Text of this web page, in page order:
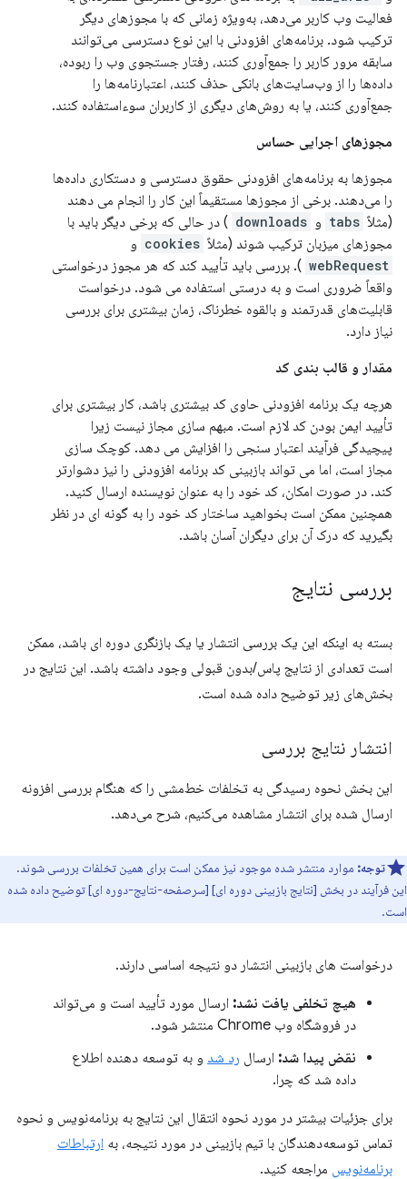
فعالیت وب کاربر می‌دهد، به‌ویژه زمانی که با مجوزهای دیگر
ترکیب شود. برنامه‌های افزودنی با این نوع دسترسی می‌توانند
سابقه مرور کاربر را جمع‌آوری کنند، رفتار جستجوی وب را ربوده،
داده‌ها را از وب‌سایت‌های بانکی حذف کنند، اعتبارنامه‌ها را
جمع‌آوری کنند، یا به روش‌های دیگری از کاربران سوءاستفاده کنند.
مجوزهای اجرایی حساس
مجوزها به برنامه‌های افزودنی حقوق دسترسی و دستکاری داده‌ها
را می‌دهند. برخی از مجوزها مستقیماً این کار را انجام می دهند
(مثلاً tabs و downloads ) در حالی که برخی دیگر باید با
مجوزهای میزبان ترکیب شوند (مثلاً cookies و
webRequest ). بررسی باید تأیید کند که هر مجوز درخواستی
واقعاً ضروری است و به درستی استفاده می شود. درخواست
قابلیت‌های قدرتمند و بالقوه خطرناک، زمان بیشتری برای بررسی
نیاز دارد.
مقدار و قالب بندی کد
هرچه یک برنامه افزودنی حاوی کد بیشتری باشد، کار بیشتری برای
تأیید ایمن بودن کد لازم است. مبهم سازی مجاز نیست زیرا
پیچیدگی فرآیند اعتبار سنجی را افزایش می دهد. کوچک سازی
مجاز است، اما می تواند بازبینی کد برنامه افزودنی را نیز دشوارتر
کند. در صورت امکان، کد خود را به عنوان نویسنده ارسال کنید.
همچنین ممکن است بخواهید ساختار کد خود را به گونه ای در نظر
بگیرید که درک آن برای دیگران آسان باشد.
بررسی نتایج
بسته به اینکه این یک بررسی انتشار یا یک بازنگری دوره ای باشد، ممکن
است تعدادی از نتایج پاس/بدون قبولی وجود داشته باشد. این نتایج در
بخش‌های زیر توضیح داده شده است.
انتشار نتایج بررسی
این بخش نحوه رسیدگی به تخلفات خط‌مشی را که هنگام بررسی افزونه
ارسال شده برای انتشار مشاهده می‌کنیم، شرح می‌دهد.
توجه: موارد منتشر شده موجود نیز ممکن است برای همین تخلفات بررسی شوند.
این فرآیند در بخش [نتایج بازبینی دوره ای] [سرصفحه-نتایج-دوره ای] توضیح داده شده
است.
درخواست های بازبینی انتشار دو نتیجه اساسی دارند.
هیچ تخلفی یافت نشد: ارسال مورد تأیید است و می‌تواند
در فروشگاه وب Chrome منتشر شود.
نقض پیدا شد: ارسال رد شد و به توسعه دهنده اطلاع
داده شد که چرا.
برای جزئیات بیشتر در مورد نحوه انتقال این نتایج به برنامه‌نویس و نحوه
تماس توسعه‌دهندگان با تیم بازبینی در مورد نتیجه، به ارتباطات
برنامه‌نویس مراجعه کنید.